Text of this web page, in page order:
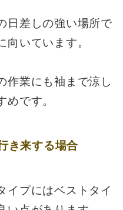
日差しの強い場所で
いています。
作業にも袖まで涼し
めです。
き来する場合
イプにはベストタイ